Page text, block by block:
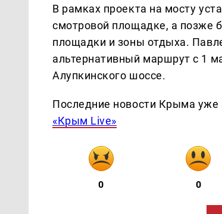
В рамках проекта на мосту
смотровой площадке, а позже
площадки и зоны отдыха.
альтернативный маршрут с 1
Алупкинского шоссе.
Последние новости Крыма
«Крым Live»
0 0